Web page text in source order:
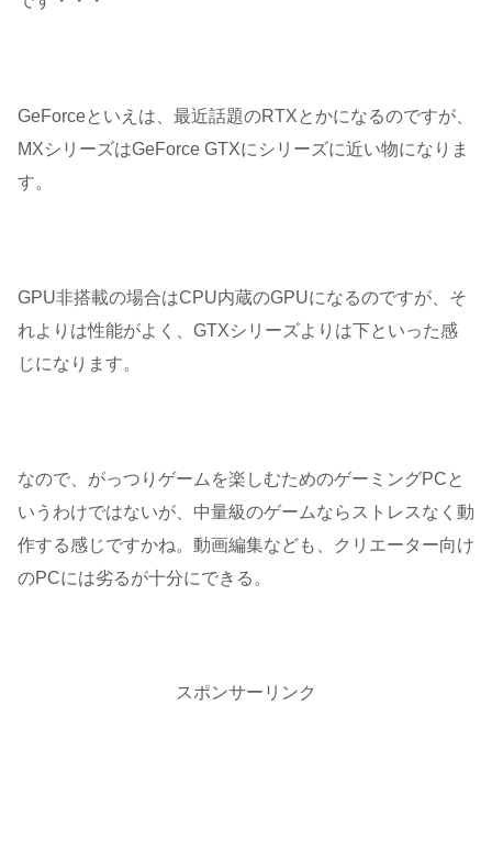
GeForceといえは、最近話題のRTXとかになるのですが、
MXシリーズはGeForce GTXにシリーズに近い物になりま
す。
GPU非搭載の場合はCPU内蔵のGPUになるのですが、そ
れよりは性能がよく、GTXシリーズよりは下といった感
じになります。
なので、がっつりゲームを楽しむためのゲーミングPCと
いうわけではないが、中量級のゲームならストレスなく動
作する感じですかね。動画編集なども、クリエーター向け
のPCには劣るが十分にできる。
スポンサーリンク